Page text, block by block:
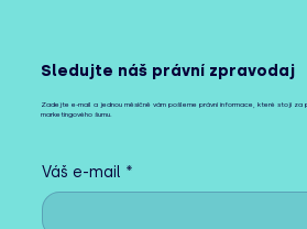
Sledujte náš právní zpravodaj
Zadejte e-mail a jednou měsíčně vám pošleme právní informace, které stojí
marketingového šumu.
Váš e-mail *